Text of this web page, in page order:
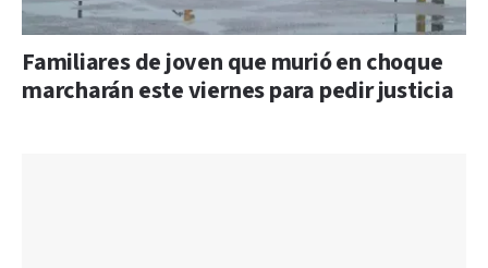
Familiares de joven que murió en choque
marcharán este viernes para pedir justicia